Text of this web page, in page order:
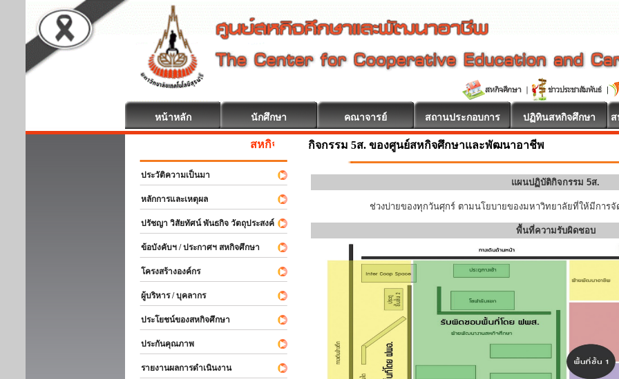
หน้าหลัก นักศึกษา คณาจารย์ สถานประกอบการ ปฏิทินสหกิจศึกษา
สหกิจศึกษา ยินดีต้อนรับ
ประวัติความเป็นมา
หลักการและเหตุผล
ปรัชญา วิสัยทัศน์ พันธกิจ วัตถุประสงค์
ข้อบังคับฯ / ประกาศฯ สหกิจศึกษา
โครงสร้างองค์กร
ผู้บริหาร / บุคลากร
ประโยชน์ของสหกิจศึกษา
ประกันคุณภาพ
รายงานผลการดำเนินงาน
กิจกรรม 5ส. ของศูนย์สหกิจศึกษาและพัฒนาอาชีพ
แผนปฏิบัติกิจกรรม 5ส.
ช่วงบ่ายของทุกวันศุกร์ ตามนโยบายของมหาวิทยาลัยที่ให้มีการจั
พื้นที่ความรับผิดชอบ